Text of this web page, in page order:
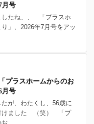
月号
したね、、 「プラスホ
」、2026年7月号をアッ
プラスホームからのお
月号
が、わたくし、56歳に
けました （笑） 「プ